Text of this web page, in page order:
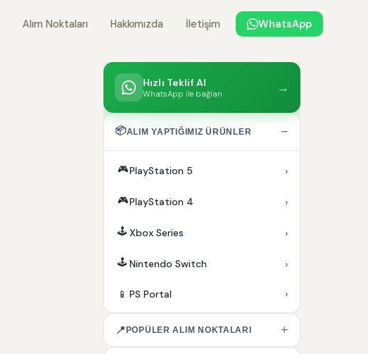
Alım Noktaları Hakkımızda İletişim WhatsApp
Hızlı Teklif Al
WhatsApp ile bağlan →
📦ALIM YAPTIĞIMIZ ÜRÜNLER −
🎮PlayStation 5 ›
🎮PlayStation 4 ›
🕹️ Xbox Series ›
🕹️ Nintendo Switch ›
📱 PS Portal ›
📍 POPÜLER ALIM NOKTALARI +